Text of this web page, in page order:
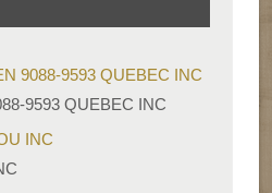
9088-9593 QUEBEC INC
9593 QUEBEC INC
INC